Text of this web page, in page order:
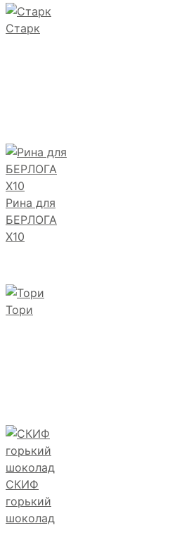
Старк
Рина для
БЕРЛОГА
Х10
Тори
СКИФ
горький
шоколад